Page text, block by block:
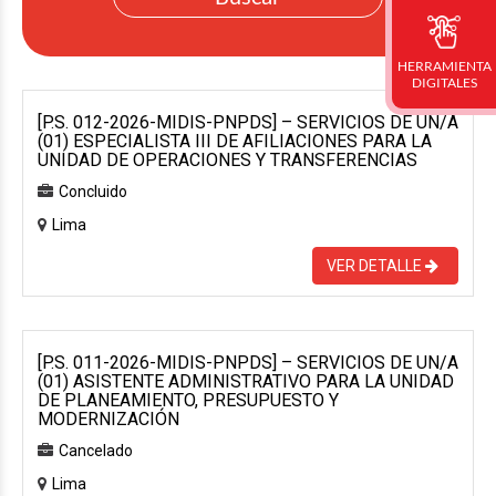
[P.S. 012-2026-MIDIS-PNPDS] – SERVICIOS DE UN/A
(01) ESPECIALISTA III DE AFILIACIONES PARA LA
UNIDAD DE OPERACIONES Y TRANSFERENCIAS
Concluido
Lima
VER DETALLE
[P.S. 011-2026-MIDIS-PNPDS] – SERVICIOS DE UN/A
(01) ASISTENTE ADMINISTRATIVO PARA LA UNIDAD
DE PLANEAMIENTO, PRESUPUESTO Y
MODERNIZACIÓN
Cancelado
Lima
HERRAMIENTA
DIGITALES